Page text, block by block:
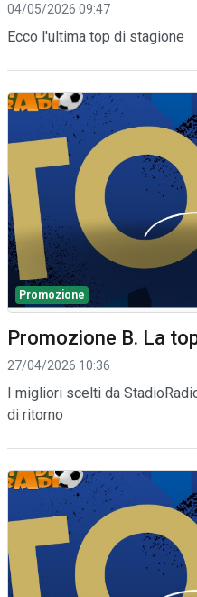
04/05/2026 09:47
Ecco l'ultima top di stagione
Promozione
Promozione B. La
27/04/2026 10:36
I migliori scelti da
di ritorno